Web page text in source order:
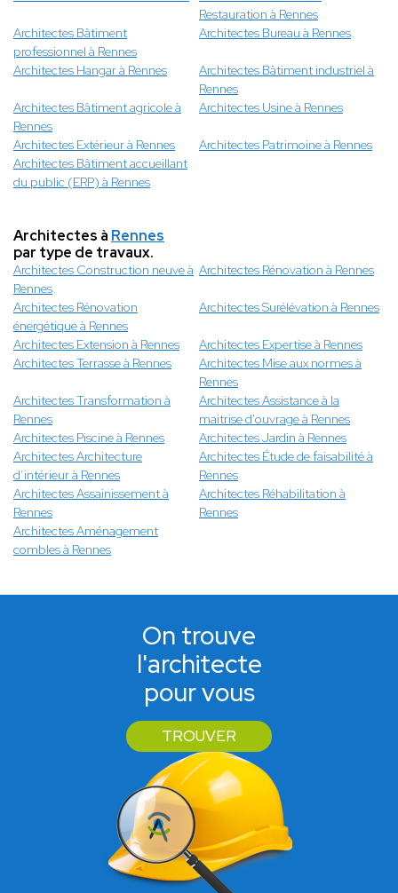
Restauration à Rennes
Architectes Bâtiment
professionnel à Rennes
Architectes Bureau à Rennes
Architectes Hangar à Rennes
Architectes Bâtiment industriel à
Rennes
Architectes Bâtiment agricole à
Rennes
Architectes Usine à Rennes
Architectes Extérieur à Rennes
Architectes Patrimoine à Rennes
Architectes Bâtiment accueillant
du public (ERP) à Rennes
Architectes à Rennes
par type de travaux.
Architectes Construction neuve à
Rennes
Architectes Rénovation à Rennes
Architectes Rénovation
énergétique à Rennes
Architectes Surélévation à Rennes
Architectes Extension à Rennes
Architectes Expertise à Rennes
Architectes Terrasse à Rennes
Architectes Mise aux normes à
Rennes
Architectes Transformation à
Rennes
Architectes Assistance à la
maitrise d'ouvrage à Rennes
Architectes Piscine à Rennes
Architectes Jardin à Rennes
Architectes Architecture
d’intérieur à Rennes
Architectes Étude de faisabilité à
Rennes
Architectes Assainissement à
Rennes
Architectes Réhabilitation à
Rennes
Architectes Aménagement
combles à Rennes
On trouve
l'architecte
pour vous
TROUVER